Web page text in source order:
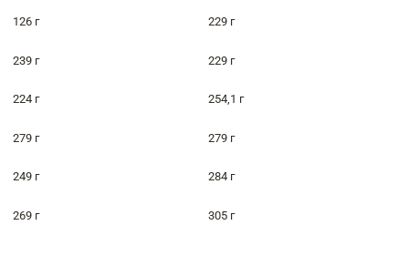
126 г 229 г
239 г 229 г
224 г 254,1 г
279 г 279 г
249 г 284 г
269 г 305 г